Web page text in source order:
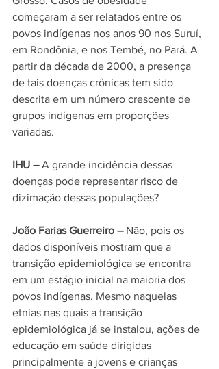
começaram a ser relatados entre os
povos indígenas nos anos 90 nos Suruí,
em Rondônia, e nos Tembé, no Pará. A
partir da década de 2000, a presença
de tais doenças crônicas tem sido
descrita em um número crescente de
grupos indígenas em proporções
variadas.
IHU – A grande incidência dessas
doenças pode representar risco de
dizimação dessas populações?
João Farias Guerreiro – Não, pois os
dados disponíveis mostram que a
transição epidemiológica se encontra
em um estágio inicial na maioria dos
povos indígenas. Mesmo naquelas
etnias nas quais a transição
epidemiológica já se instalou, ações de
educação em saúde dirigidas
principalmente a jovens e crianças